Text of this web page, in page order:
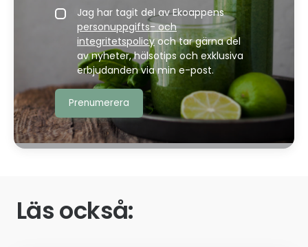
Jag har tagit del av Ekoappens
personuppgifts- och
integritetspolicyoch tar gärna del
av nyheter, hälsotips och exklusiva
erbjudanden via min e-post.
Läs också: